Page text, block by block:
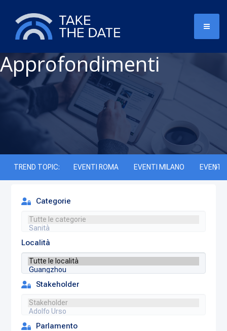
Approfondimenti
TREND TOPIC: EVENTI ROMA EVENTI MILANO EVENTI
Categorie
Località
Stakeholder
Parlamento